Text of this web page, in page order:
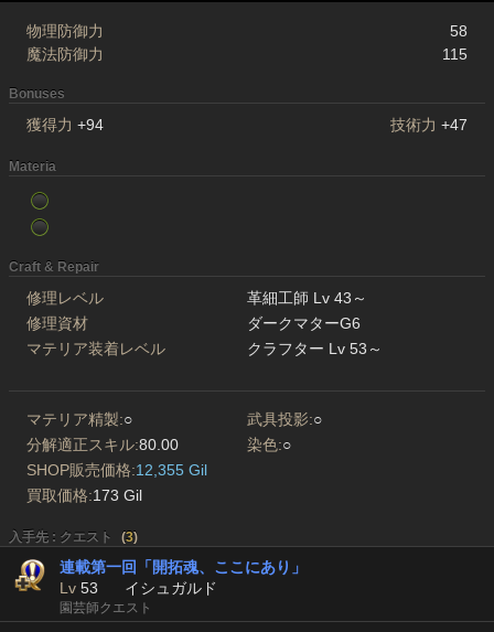
物理防御力
58
魔法防御力
115
Bonuses
獲得力 +94 技術力 +47
Materia
Craft & Repair
修理レベル
革細工師 Lv 43～
修理資材
ダークマターG6
マテリア装着レベル
クラフター Lv 53～
マテリア精製:○ 武具投影:○
分解適正スキル:80.00 染色:○
SHOP販売価格:12,355 Gil
買取価格:173 Gil
入手先 : クエスト (3)
連載第一回「開拓魂、ここにあり」
Lv 53 イシュガルド
園芸師クエスト